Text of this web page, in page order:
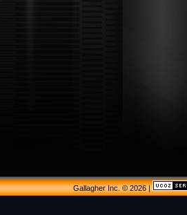
Gallagher Inc. © 2026|